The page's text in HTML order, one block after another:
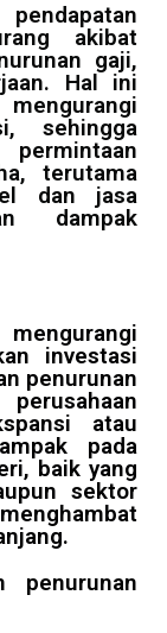
akibat
gaji,
Hal ini
sehingga
terutama
dan jasa
dampak
investasi
penurunan
atau
pada
baik yang
sektor
penurunan